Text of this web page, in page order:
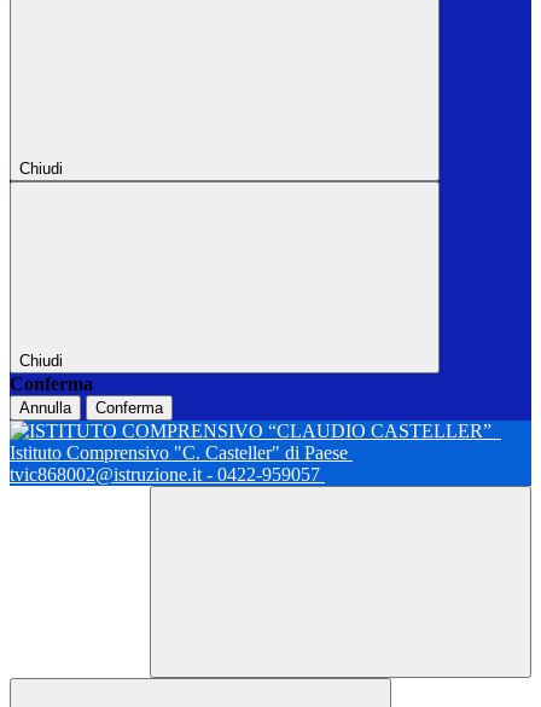
Chiudi
Chiudi
Conferma
Annulla Conferma
Istituto Comprensivo "C. Casteller" di Paese
tvic868002@istruzione.it - 0422-959057